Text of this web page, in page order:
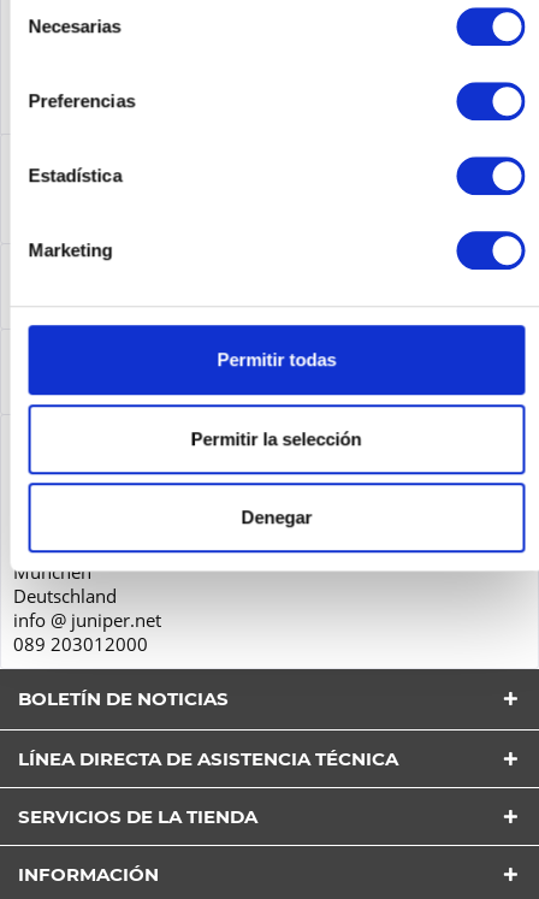
Necesarias
Preferencias
Estadística
Marketing
Permitir todas
Permitir la selección
Denegar
He leído laPolítica de Privacidadentender y estar
de acuerdo*
CHAS-MX104-S | Juniper CHAS-MX104-S MX104 Chassis
Leasingmás
Servicemás
Seguridad de los productos
Juniper Networks GmbH
80807
München
Deutschland
info @ juniper.net
089 203012000
BOLETÍN DE NOTICIAS
LÍNEA DIRECTA DE ASISTENCIA TÉCNICA
SERVICIOS DE LA TIENDA
INFORMACIÓN